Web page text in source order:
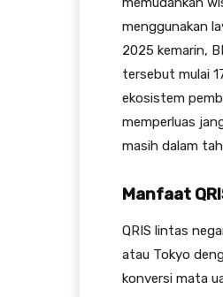
menggunakan
2025 kemarin,
tersebut mulai
ekosistem
memperluas
masih dalam
Manfaat
QRIS lintas
atau Tokyo
konversi mata